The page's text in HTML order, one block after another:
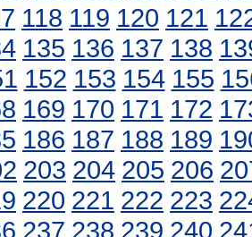
118 119 120 121
135 136 137 138
152 153 154 155
169 170 171 172
186 187 188 189
203 204 205 206
220 221 222 223
237 238 239 240